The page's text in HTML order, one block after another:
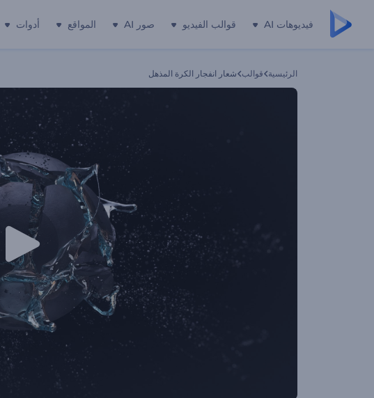
فيديوهات AI قوالب الفيديو صور AI المواقع أدوات
الرئيسية قوالب شعار انفجار الكرة المذهل